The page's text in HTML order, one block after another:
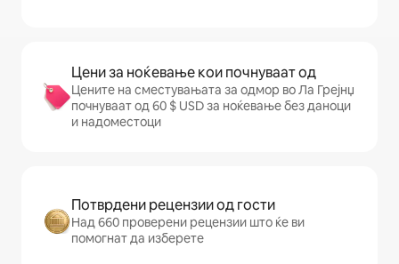
Цени за ноќевање кои почнуваат од
Цените на сместувањата за одмор во Ла Грејнџ
почнуваат од 60 $ USD за ноќевање без даноци
и надоместоци
Потврдени рецензии од гости
Над 660 проверени рецензии што ќе ви
помогнат да изберете